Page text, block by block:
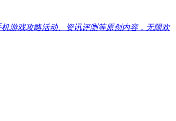
游戏攻略活动、资讯评测等原创内容，无限欢